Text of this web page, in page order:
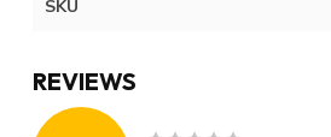
SKU
REVIEWS